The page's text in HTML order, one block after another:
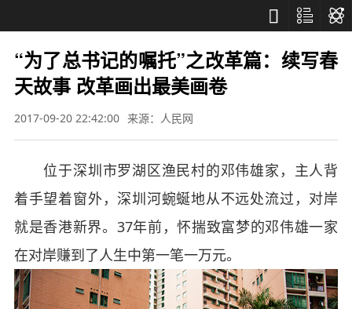



“为了总书记的嘱托”之改革篇：续写春
天故事 改革画出最美画卷
2017-09-20 22:42:00 来源：人民网
位于深圳市罗湖区渔民村的邓伟雄家，主人背
着手望着窗外，深圳河蜿蜒地从不远处流过，对岸
就是香港新界。37年前，怀揣致富梦的邓伟雄一家
在对岸赚到了人生中第一笔一万元。